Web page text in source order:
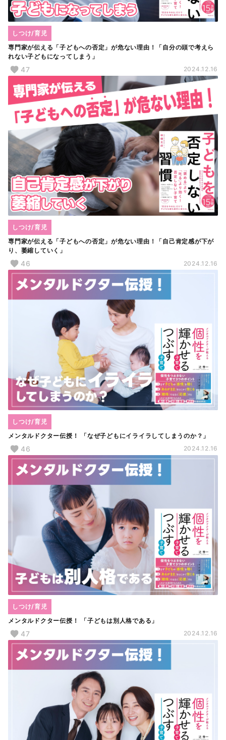
専門家が伝える「子どもへの否定」が危ない理由！「自分の頭で考えら
れない子どもになってしまう」
しつけ/育児
47 2024.12.16
専門家が伝える「子どもへの否定」が危ない理由！「自己肯定感が下が
り、萎縮していく」
しつけ/育児
46 2024.12.16
メンタルドクター伝授！ 「なぜ子どもにイライラしてしまうのか？」
しつけ/育児
46 2024.12.16
メンタルドクター伝授！ 「子どもは別人格である」
しつけ/育児
47 2024.12.16